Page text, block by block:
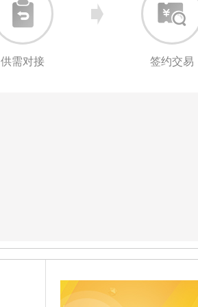
供需对接 签约交易